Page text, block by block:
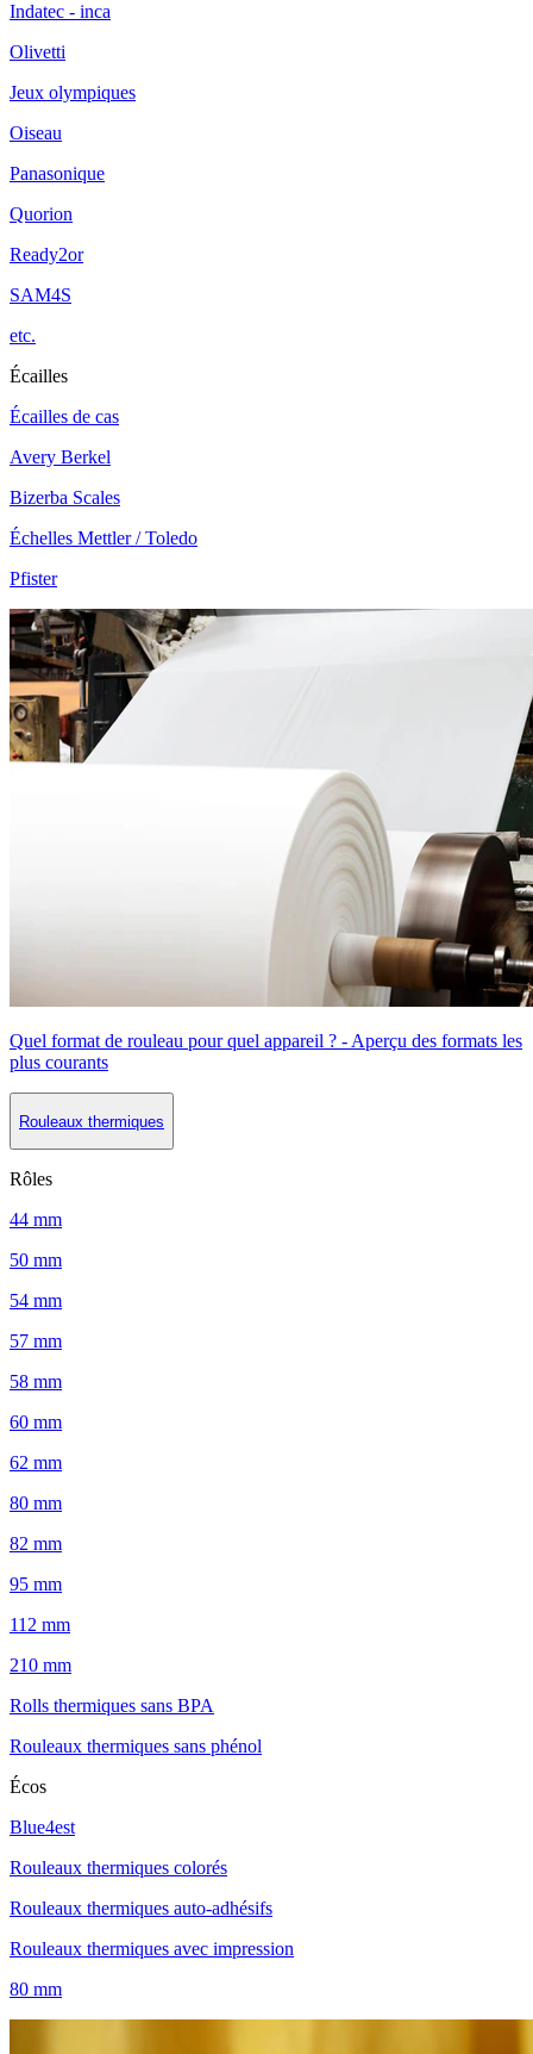
Indatec - inca
Olivetti
Jeux olympiques
Oiseau
Panasonique
Quorion
Ready2or
SAM4S
etc.
Écailles
Écailles de cas
Avery Berkel
Bizerba Scales
Échelles Mettler / Toledo
Pfister
Quel format de rouleau pour quel appareil ? - Aperçu des formats les
plus courants
Rouleaux thermiques
Rôles
44 mm
50 mm
54 mm
57 mm
58 mm
60 mm
62 mm
80 mm
82 mm
95 mm
112 mm
210 mm
Rolls thermiques sans BPA
Rouleaux thermiques sans phénol
Écos
Blue4est
Rouleaux thermiques colorés
Rouleaux thermiques auto-adhésifs
Rouleaux thermiques avec impression
80 mm